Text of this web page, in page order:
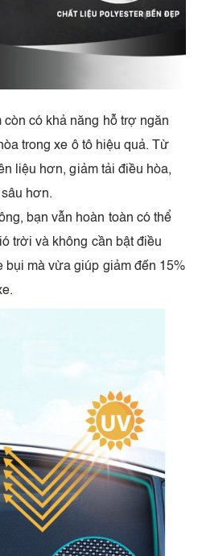
còn có khả năng hỗ trợ ngăn
trong xe ô tô hiệu quả. Từ
liệu hơn, giảm tải điều hòa,
hơn.
bạn vẫn hoàn toàn có thể
trời và không cần bật điều
bụi mà vừa giúp giảm đến 15%